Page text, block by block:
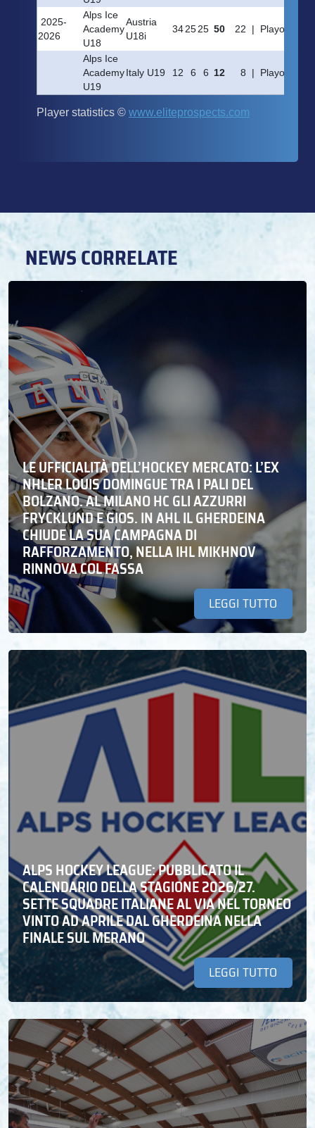
NEWS CORRELATE
LE UFFICIALITÀ DELL’HOCKEY MERCATO: L’EX
NHLER LOUIS DOMINGUE TRA I PALI DEL
BOLZANO. AL MILANO HC GLI AZZURRI
FRYCKLUND E GIOS. IN AHL IL GHERDEINA
CHIUDE LA SUA CAMPAGNA DI
RAFFORZAMENTO, NELLA IHL MIKHNOV
RINNOVA COL FASSA
LEGGI TUTTO
ALPS HOCKEY LEAGUE: PUBBLICATO IL
CALENDARIO DELLA STAGIONE 2026/27.
SETTE SQUADRE ITALIANE AL VIA NEL TORNEO
VINTO AD APRILE DAL GHERDEINA NELLA
FINALE SUL MERANO
LEGGI TUTTO